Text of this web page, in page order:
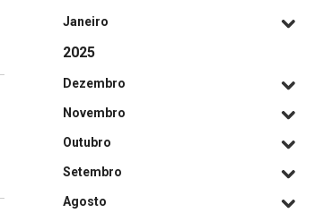
Janeiro
2025
Dezembro
Novembro
Outubro
Setembro
Agosto